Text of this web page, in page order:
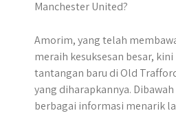
Amorim, yang telah
meraih kesuksesan besar,
tantangan baru di Old
yang diharapkannya.
berbagai informasi menarik